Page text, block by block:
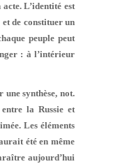
L’identité est
de constituer un
peuple peut
: à l’intérieur
synthèse, not.
la Russie et
Les éléments
été en même
aujourd’hui